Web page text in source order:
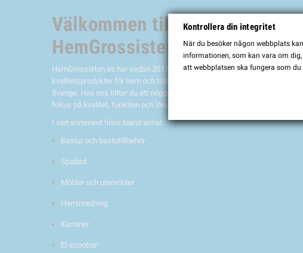
Välkommen till
HemGrossisten.se
HemGrossisten.se har sedan 2017 erbjudit
kvalitetsprodukter för hem och trädgård till kunder över hela
Sverige. Hos oss hittar du ett noggrant utvalt sortiment med
fokus på kvalitet, funktion och lång hållbarhet.
I vårt sortiment finns bland annat:
Bastur och bastutillbehör
Spabad
Möbler och utemöbler
Heminredning
Kaminer
El-scootrar
Kontrollera din integritet
När du besöker någon webbplats
informationen, som kan vara om
att webbplatsen ska fungera som